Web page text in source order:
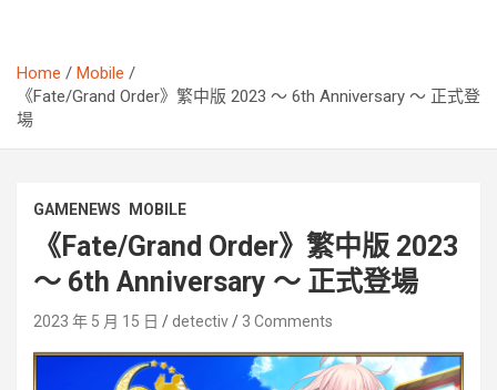
Home
Mobile
《Fate/Grand Order》繁中版 2023 ～ 6th Anniversary ～ 正式登
場
GAMENEWS MOBILE
《Fate/Grand Order》繁中版 2023
～ 6th Anniversary ～ 正式登場
2023 年 5 月 15 日 detectiv 3 Comments